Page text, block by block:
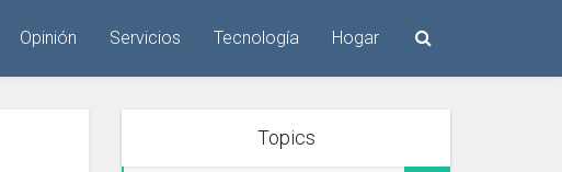
Opinión Servicios Tecnología Hogar
Topics